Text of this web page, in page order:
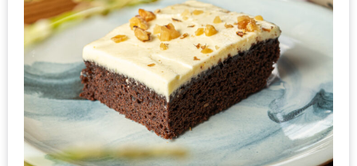
เดียว
ครบ
ที่
งาน
LEO
PRESENTS
PINGFAI